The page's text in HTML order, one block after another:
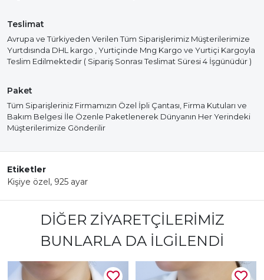
Teslimat
Avrupa ve Türkiyeden Verilen Tüm Siparişlerimiz Müşterilerimize
Yurtdısında DHL kargo , Yurtiçinde Mng Kargo ve Yurtiçi Kargoyla
Teslim Edilmektedir ( Sipariş Sonrası Teslimat Süresi 4 İşgünüdür )
Paket
Tüm Siparişleriniz Firmamızın Özel İpli Çantası, Firma Kutuları ve
Bakım Belgesi İle Özenle Paketlenerek Dünyanın Her Yerindeki
Müşterilerimize Gönderilir
Etiketler
Kişiye özel, 925 ayar
DIĞER ZIYARETÇILERIMIZ
BUNLARLA DA İLGILENDI